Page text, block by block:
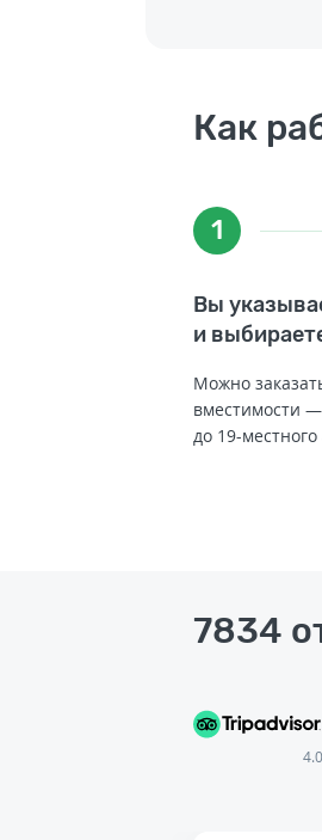
Как
1
Вы
и
Можно
вместимости
до 19-местного
7834